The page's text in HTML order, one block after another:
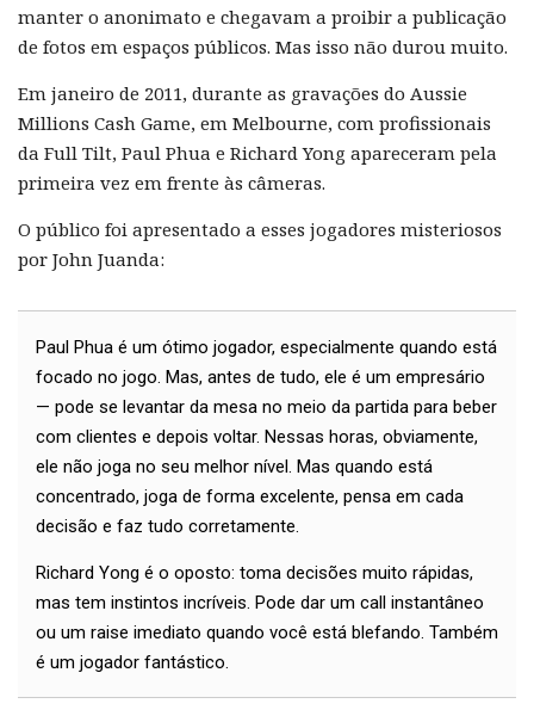
manter o anonimato e chegavam a proibir a publicação
de fotos em espaços públicos. Mas isso não durou muito.
Em janeiro de 2011, durante as gravações do Aussie
Millions Cash Game, em Melbourne, com profissionais
da Full Tilt, Paul Phua e Richard Yong apareceram pela
primeira vez em frente às câmeras.
O público foi apresentado a esses jogadores misteriosos
por John Juanda:
Paul Phua é um ótimo jogador, especialmente quando está
focado no jogo. Mas, antes de tudo, ele é um empresário
— pode se levantar da mesa no meio da partida para beber
com clientes e depois voltar. Nessas horas, obviamente,
ele não joga no seu melhor nível. Mas quando está
concentrado, joga de forma excelente, pensa em cada
decisão e faz tudo corretamente.
Richard Yong é o oposto: toma decisões muito rápidas,
mas tem instintos incríveis. Pode dar um call instantâneo
ou um raise imediato quando você está blefando. Também
é um jogador fantástico.